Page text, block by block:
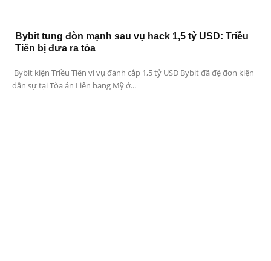
Bybit tung đòn mạnh sau vụ hack 1,5 tỷ USD: Triều
Tiên bị đưa ra tòa
Bybit kiện Triều Tiên vì vụ đánh cắp 1,5 tỷ USD Bybit đã đệ đơn kiện
dân sự tại Tòa án Liên bang Mỹ ở...